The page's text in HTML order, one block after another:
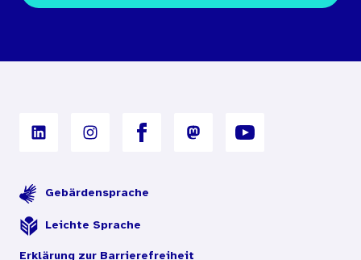
Digitales Archiv
Gebärdensprache
Leichte Sprache
Erklärung zur Barrierefreiheit